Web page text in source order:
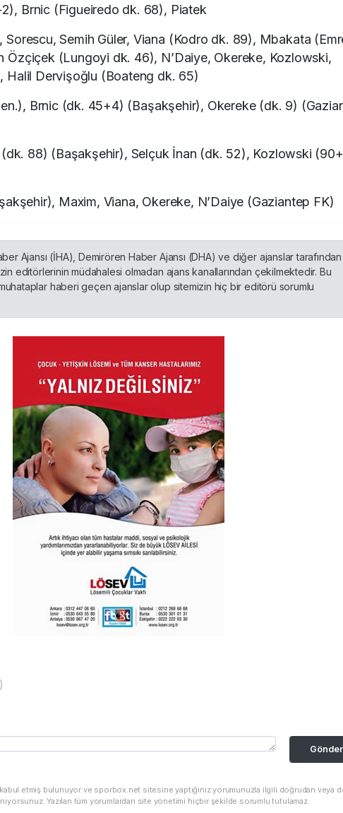
Brnic (Figueiredo dk. 68), Piatek
Sorescu, Semih Güler, Viana (Kodro dk. 89), Mbakata
Özçiçek (Lungoyi dk. 46), N’Daiye, Okereke, Kozlowski,
Halil Dervişoğlu (Boateng dk. 65)
Brnic (dk. 45+4) (Başakşehir), Okereke (dk. 9)
88) (Başakşehir), Selçuk İnan (dk. 52), Kozlowski
Maxim, Viana, Okereke, N’Daiye (Gaziantep FK)
Ajansı (İHA), Demirören Haber Ajansı (DHA) ve diğer ajanslar tarafından
editörlerinin müdahalesi olmadan ajans kanallarından çekilmektedir. Bu
haberi geçen ajanslar olup sitemizin hiç bir editörü sorumlu
Gönder
kabul etmiş bulunuyor ve sporbox.net sitesine yaptığınız yorumunuzla ilgili doğrudan veya
Yazılan tüm yorumlardan site yönetimi hiçbir şekilde sorumlu tutulamaz.